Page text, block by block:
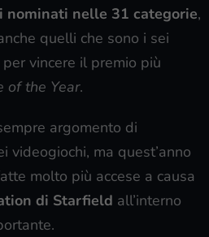
nominati nelle 31 categorie,
quelli che sono i sei
vincere il premio più
of the Year.
argomento di
videogiochi, ma quest’anno
molto più accese a causa
di Starfield all’interno